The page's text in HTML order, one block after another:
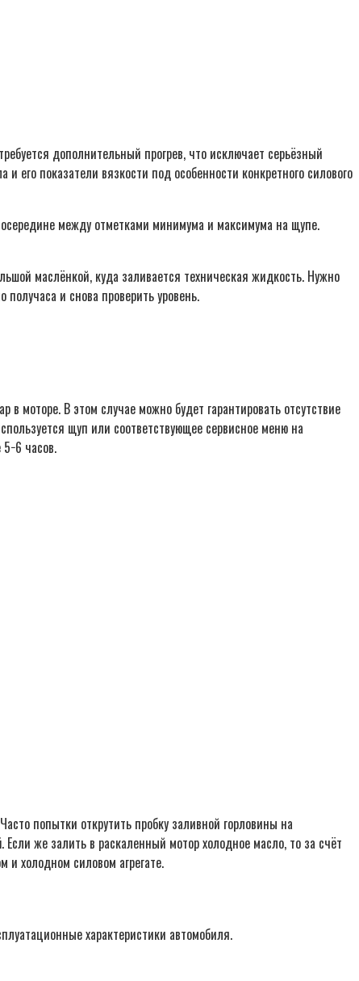
дополнительный прогрев, что исключает серьёзный
показатели вязкости под особенности конкретного силового
между отметками минимума и максимума на щупе.
маслёнкой, куда заливается техническая жидкость. Нужно
и снова проверить уровень.
моторе. В этом случае можно будет гарантировать отсутствие
щуп или соответствующее сервисное меню на
часов.
попытки открутить пробку заливной горловины на
. Если же залить в раскаленный мотор холодное масло, то за счёт
холодном силовом агрегате.
характеристики автомобиля.